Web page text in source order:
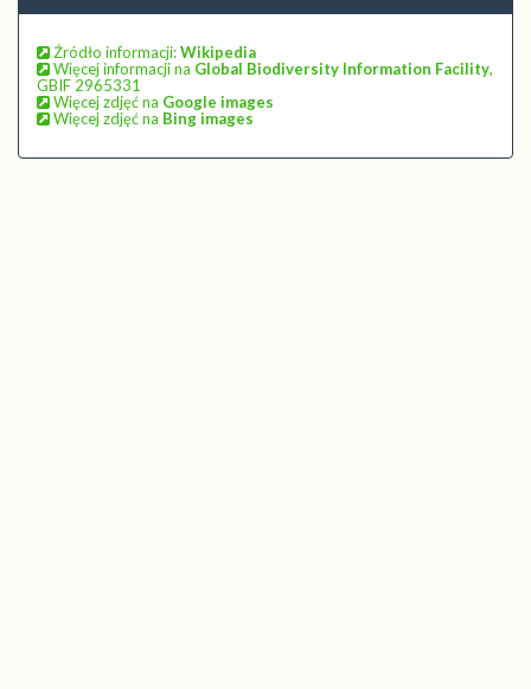
Źródło informacji:Wikipedia
Więcej informacji na Global Biodiversity Information Facility,
GBIF 2965331
Więcej zdjęć na Google images
Więcej zdjęć na Bing images